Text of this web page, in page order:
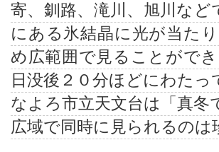
寄、釧路、滝川、旭川な
にある氷結晶に光が当た
め広範囲で見ることがで
日没後２０分ほどにわた
なよろ市立天文台は「真
広域で同時に見られるのは